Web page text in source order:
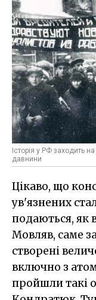
Історія у РФ заходить
давнини
Цікаво, що
ув'язнених
подаються, як
Мовляв, саме
створені
включно з
пройшли такі